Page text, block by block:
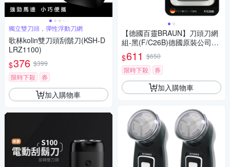
獨立雙刀頭，彈性浮動刀網
歌林kolin雙刀頭刮鬍刀(KSH-D
LRZ1100)
$376 $399
限時下殺
券
加入購物車
【德國百靈BRAUN】刀頭刀網
組-黑(F/C26B)德國原裝公司貨
(適用黑子彈系列)
$611 $650
限時下殺
券
加入購物車